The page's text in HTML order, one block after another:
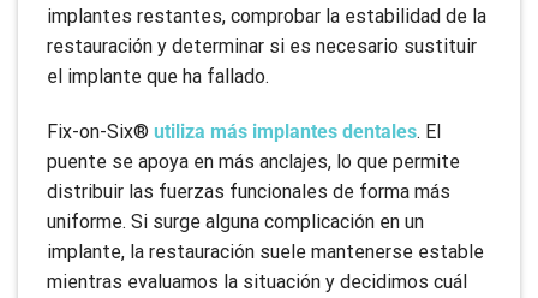
implantes restantes, comprobar la estabilidad de la
restauración y determinar si es necesario sustituir
el implante que ha fallado.
Fix-on-Six® utiliza más implantes dentales. El
puente se apoya en más anclajes, lo que permite
distribuir las fuerzas funcionales de forma más
uniforme. Si surge alguna complicación en un
implante, la restauración suele mantenerse estable
mientras evaluamos la situación y decidimos cuál